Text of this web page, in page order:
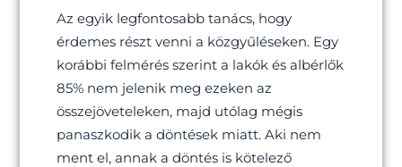
Az egyik legfontosabb tanács, hogy
érdemes részt venni a közgyűléseken. Egy
korábbi felmérés szerint a lakók és albérlők
85% nem jelenik meg ezeken az
összejöveteleken, majd utólag mégis
panaszkodik a döntések miatt. Aki nem
ment el, annak a döntés is kötelező